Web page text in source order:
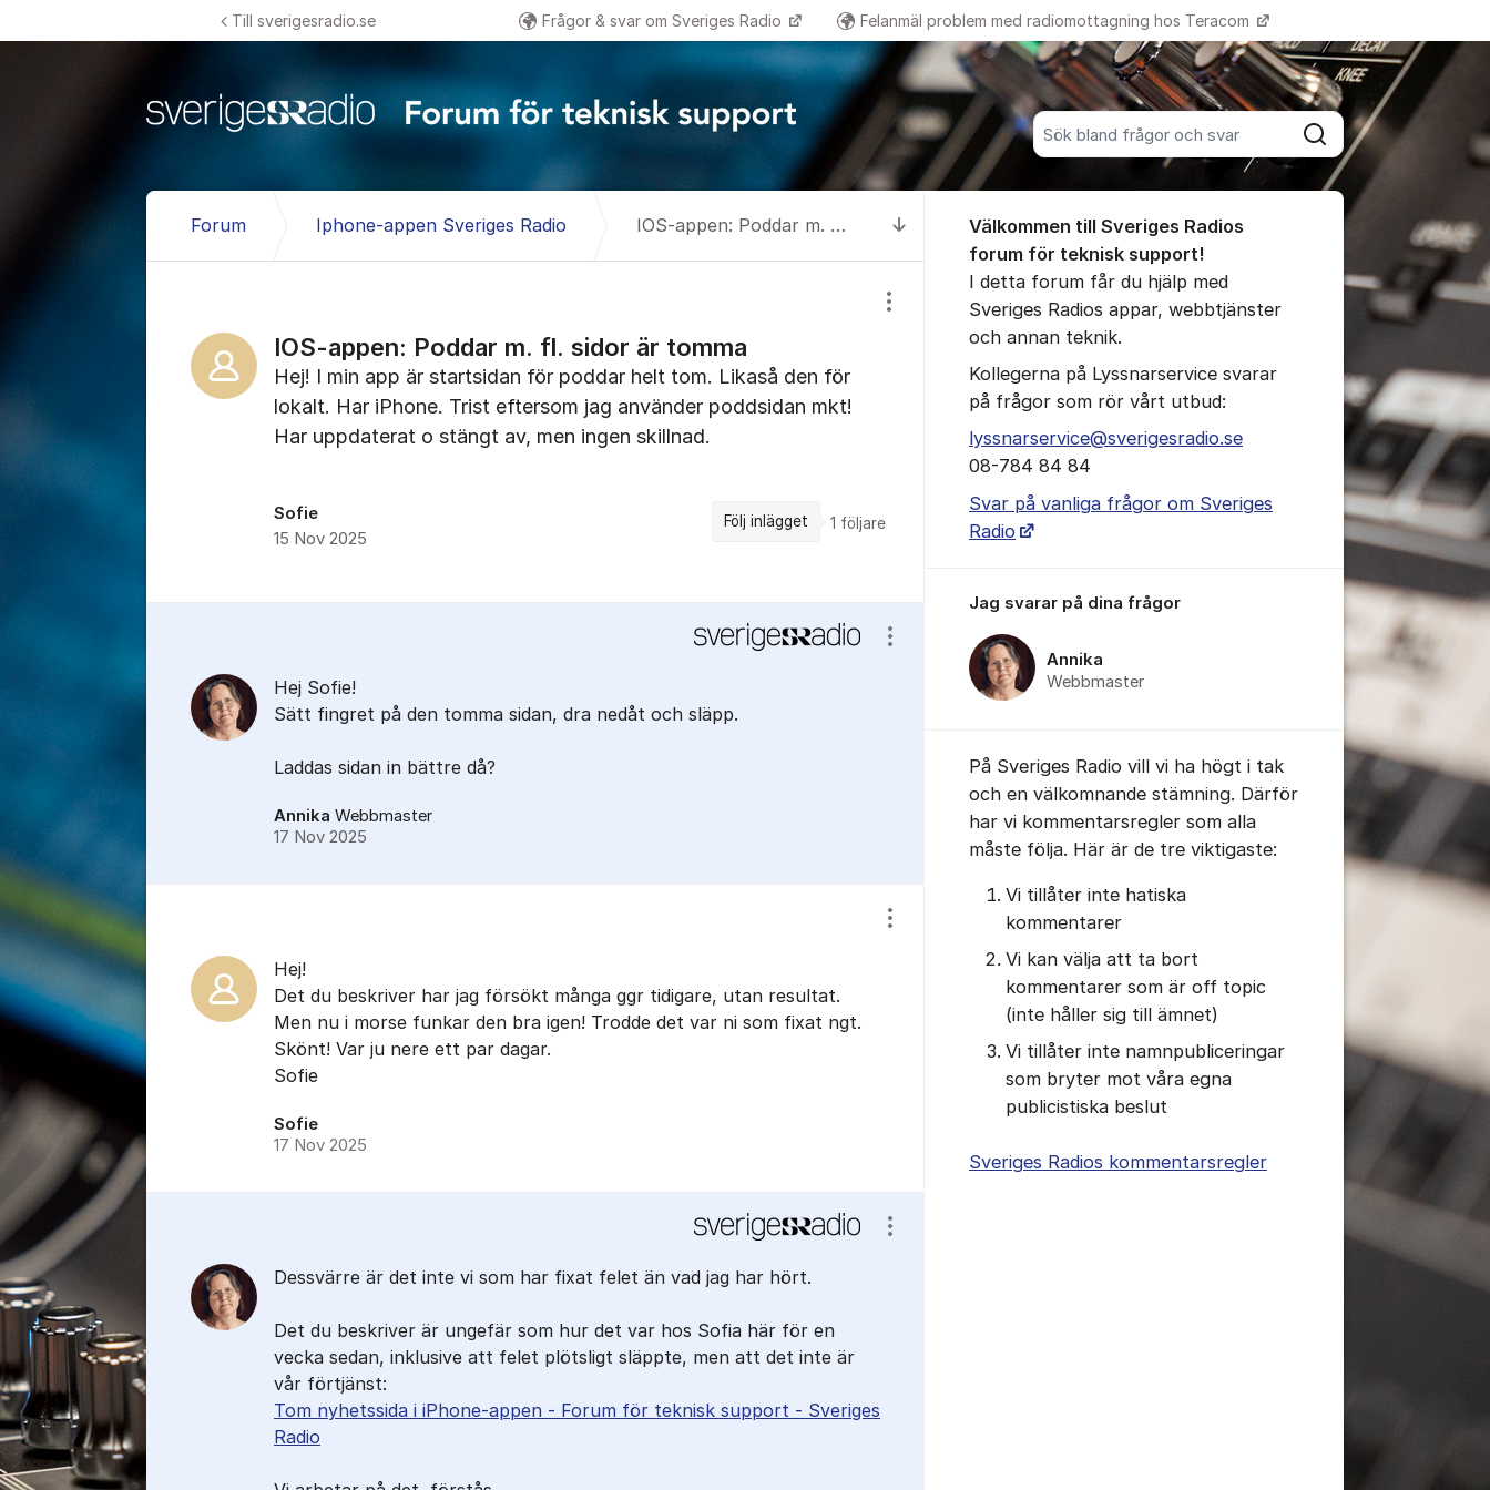
Sök bland alla inlägg
Sök
Till sverigesradio.se Frågor & svar om Sveriges Radio Felanmäl problem med radiomottagning hos Teracom Fler supportlänkar
Till senaste kommentaren
Forum Iphone-appen Sveriges Radio IOS-appen: Poddar m. fl. sidor är tomma
IOS-appen: Poddar m. fl. sidor är tomma
Visa/dölj inställningar för inlägg/kommentar
Hej! I min app är startsidan för poddar helt tom. Likaså den för
lokalt. Har iPhone. Trist eftersom jag använder poddsidan mkt!
Har uppdaterat o stängt av, men ingen skillnad.
Sofie
15 Nov 2025
Följ inlägget 1 följare
Hej Sofie!
Sätt fingret på den tomma sidan, dra nedåt och släpp.
Laddas sidan in bättre då?
Annika Webbmaster
17 Nov 2025
Visa/dölj inställningar för inlägg/kommentar
Hej!
Det du beskriver har jag försökt många ggr tidigare, utan resultat.
Men nu i morse funkar den bra igen! Trodde det var ni som fixat ngt.
Skönt! Var ju nere ett par dagar.
Sofie
Sofie
17 Nov 2025
Visa/dölj inställningar för inlägg/kommentar
Dessvärre är det inte vi som har fixat felet än vad jag har hört.
Det du beskriver är ungefär som hur det var hos Sofia här för en
vecka sedan, inklusive att felet plötsligt släppte, men att det inte är
vår förtjänst:
Tom nyhetssida i iPhone-appen - Forum för teknisk support - Sveriges
Radio
Visa/dölj inställningar för inlägg/kommentar
Välkommen till Sveriges Radios
forum för teknisk support!
I detta forum får du hjälp med
Sveriges Radios appar, webbtjänster
och annan teknik.
Kollegerna på Lyssnarservice svarar
på frågor som rör vårt utbud:
lyssnarservice@sverigesradio.se
08-784 84 84
Svar på vanliga frågor om Sveriges
Radio
Jag svarar på dina frågor
Annika
Webbmaster
På Sveriges Radio vill vi ha högt i tak
och en välkomnande stämning. Därför
har vi kommentarsregler som alla
måste följa. Här är de tre viktigaste:
Vi tillåter inte hatiska
kommentarer
Vi kan välja att ta bort
kommentarer som är off topic
(inte håller sig till ämnet)
Vi tillåter inte namnpubliceringar
som bryter mot våra egna
publicistiska beslut
Sveriges Radios kommentarsregler